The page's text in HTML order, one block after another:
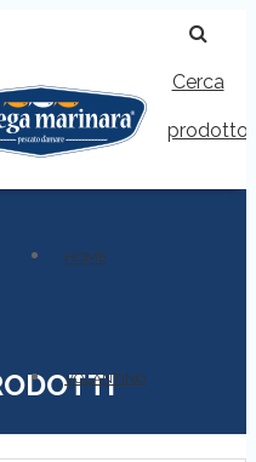
Cerca
prodotto
HOME
VOLANTINO